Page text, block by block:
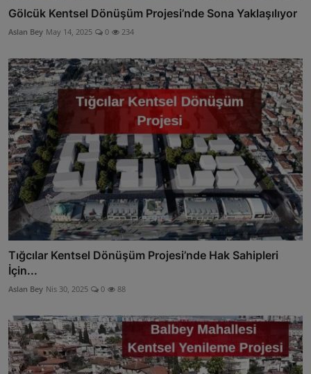
Gölcük Kentsel Dönüşüm Projesi’nde Sona Yaklaşılıyor
Aslan Bey May 14, 2025 0 234
Tığcılar Kentsel Dönüşüm Projesi’nde Hak Sahipleri
İçin...
Aslan Bey Nis 30, 2025 0 88